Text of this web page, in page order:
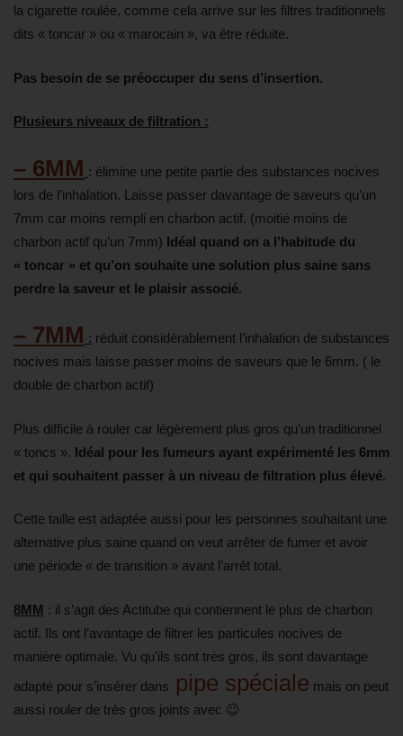
la cigarette roulée, comme cela arrive sur les filtres traditionnels
dits « toncar » ou « marocain », va être réduite.
Pas besoin de se préoccuper du sens d’insertion.
Plusieurs niveaux de filtration :
– 6MM : élimine une petite partie des substances nocives
lors de l’inhalation. Laisse passer davantage de saveurs qu’un
7mm car moins rempli en charbon actif. (moitié moins de
charbon actif qu’un 7mm) Idéal quand on a l’habitude du
« toncar » et qu’on souhaite une solution plus saine sans
perdre la saveur et le plaisir associé.
– 7MM : réduit considérablement l’inhalation de substances
nocives mais laisse passer moins de saveurs que le 6mm. ( le
double de charbon actif)
Plus difficile à rouler car légèrement plus gros qu’un traditionnel
« toncs ». Idéal pour les fumeurs ayant expérimenté les 6mm
et qui souhaitent passer à un niveau de filtration plus élevé.
Cette taille est adaptée aussi pour les personnes souhaitant une
alternative plus saine quand on veut arrêter de fumer et avoir
une période « de transition » avant l’arrêt total.
8MM : il s’agit des Actitube qui contiennent le plus de charbon
actif. Ils ont l’avantage de filtrer les particules nocives de
manière optimale. Vu qu’ils sont très gros, ils sont davantage
adapté pour s’insérer dans pipe spéciale mais on peut
aussi rouler de très gros joints avec 😉